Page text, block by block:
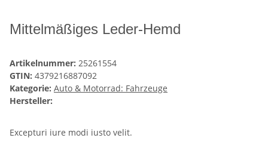
Mittelmäßiges Leder-Hemd
Artikelnummer: 25261554
GTIN: 4379216887092
Kategorie: Auto & Motorrad: Fahrzeuge
Hersteller:
Excepturi iure modi iusto velit.